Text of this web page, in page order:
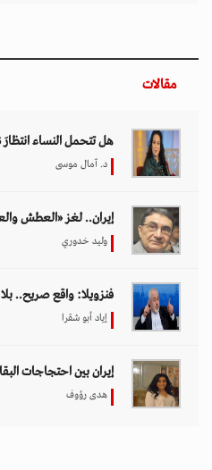
مقالات
هل تتحمل النساء انتظارَ 286 عاماً؟
د. آمال موسى
إيران.. لغز «العطش
وليد خدوري
فنزويلا: واقع صريح.. بلا
إياد أبو شقرا
إيران بين احتجاجات
هدى رؤوف